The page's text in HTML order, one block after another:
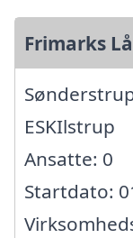
Frimarks
ESKIlstrup
Ansatte: 0
Startdato: